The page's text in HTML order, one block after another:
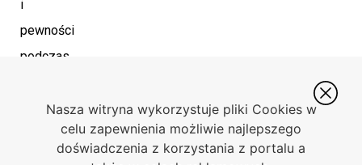
i
pewności
podczas
najlepsze
Nasza witryna wykorzystuje pliki Cookies w
celu zapewnienia możliwie najlepszego
doświadczenia z korzystania z portalu a